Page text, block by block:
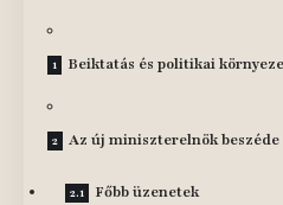
Beiktatás és politikai
Az új miniszterelnök
Főbb üzenetek